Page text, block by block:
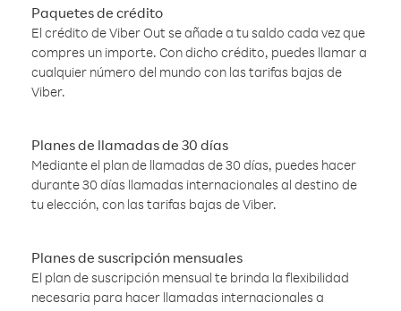
Paquetes de crédito
El crédito de Viber Out se añade a tu saldo cada vez que
compres un importe. Con dicho crédito, puedes llamar a
cualquier número del mundo con las tarifas bajas de
Viber.
Planes de llamadas de 30 días
Mediante el plan de llamadas de 30 días, puedes hacer
durante 30 días llamadas internacionales al destino de
tu elección, con las tarifas bajas de Viber.
Planes de suscripción mensuales
El plan de suscripción mensual te brinda la flexibilidad
necesaria para hacer llamadas internacionales a